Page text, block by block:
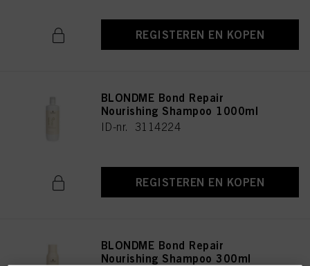
REGISTEREN EN KOPEN
BLONDME Bond Repair
Nourishing Shampoo 1000ml
ID-nr. 3114224
REGISTEREN EN KOPEN
BLONDME Bond Repair
Nourishing Shampoo 300ml